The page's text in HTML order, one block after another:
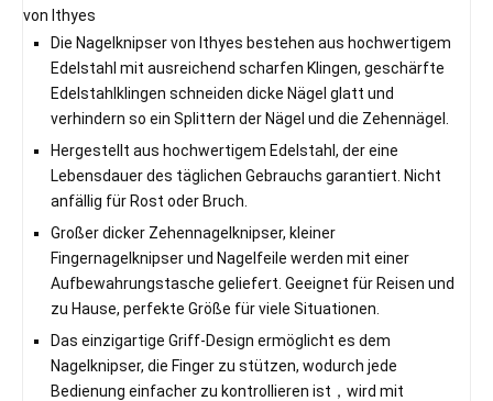
von Ithyes
Die Nagelknipser von Ithyes bestehen aus hochwertigem
Edelstahl mit ausreichend scharfen Klingen, geschärfte
Edelstahlklingen schneiden dicke Nägel glatt und
verhindern so ein Splittern der Nägel und die Zehennägel.
Hergestellt aus hochwertigem Edelstahl, der eine
Lebensdauer des täglichen Gebrauchs garantiert. Nicht
anfällig für Rost oder Bruch.
Großer dicker Zehennagelknipser, kleiner
Fingernagelknipser und Nagelfeile werden mit einer
Aufbewahrungstasche geliefert. Geeignet für Reisen und
zu Hause, perfekte Größe für viele Situationen.
Das einzigartige Griff-Design ermöglicht es dem
Nagelknipser, die Finger zu stützen, wodurch jede
Bedienung einfacher zu kontrollieren ist，wird mit